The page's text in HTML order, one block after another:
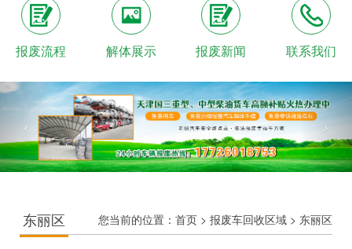
报废流程 解体展示 报废新闻 联系我们
东丽区 您当前的位置： 首页 > 报废车回收区域 > 东丽区